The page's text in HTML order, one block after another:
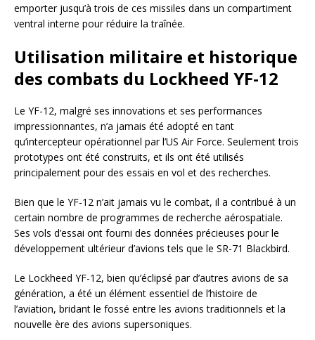
emporter jusqu’à trois de ces missiles dans un compartiment
ventral interne pour réduire la traînée.
Utilisation militaire et historique
des combats du Lockheed YF-12
Le YF-12, malgré ses innovations et ses performances
impressionnantes, n’a jamais été adopté en tant
qu’intercepteur opérationnel par l’US Air Force. Seulement trois
prototypes ont été construits, et ils ont été utilisés
principalement pour des essais en vol et des recherches.
Bien que le YF-12 n’ait jamais vu le combat, il a contribué à un
certain nombre de programmes de recherche aérospatiale.
Ses vols d’essai ont fourni des données précieuses pour le
développement ultérieur d’avions tels que le SR-71 Blackbird.
Le Lockheed YF-12, bien qu’éclipsé par d’autres avions de sa
génération, a été un élément essentiel de l’histoire de
l’aviation, bridant le fossé entre les avions traditionnels et la
nouvelle ère des avions supersoniques.